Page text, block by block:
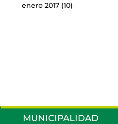
enero 2017(10)
MUNICIPALIDAD